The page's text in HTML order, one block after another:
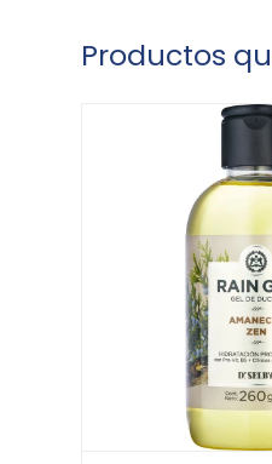
Productos